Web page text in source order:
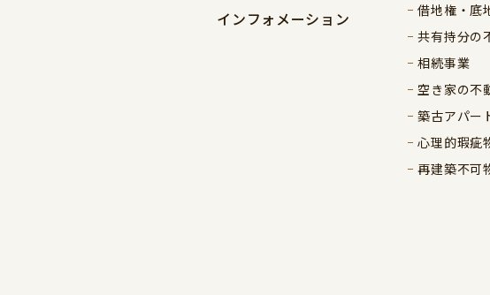
インフォメーション
借地権・底
共有持分の
相続事業
空き家の不
築古アパー
心理的瑕疵
再建築不可